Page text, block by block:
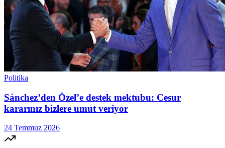
Politika
Sánchez’den Özel’e destek mektubu: Cesur
kararınız bizlere umut veriyor
24 Temmuz 2026